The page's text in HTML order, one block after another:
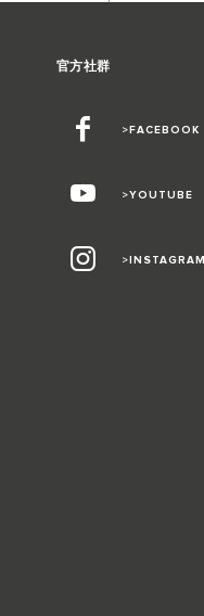
官方社群
>FACEBOOK
>YOUTUBE
>INSTAGRAM